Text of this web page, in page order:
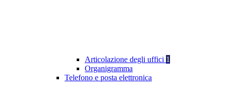
Articolazione degli uffici 1
Organigramma
Telefono e posta elettronica